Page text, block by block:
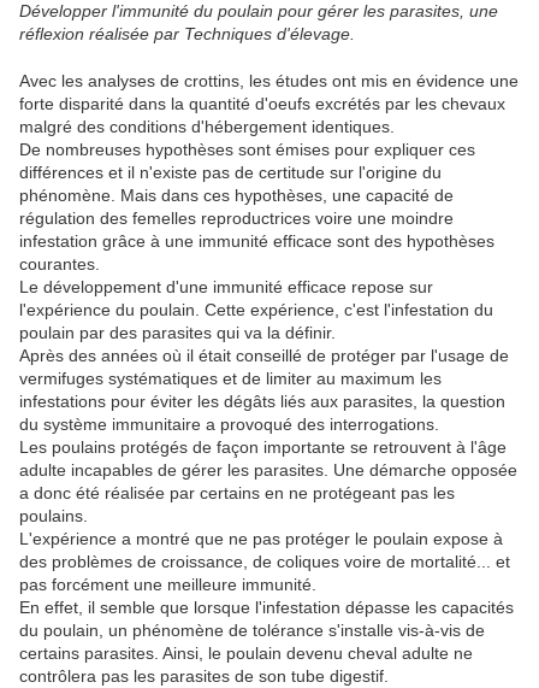
Développer l'immunité du poulain pour gérer les parasites, une
réflexion réalisée par Techniques d'élevage.
Avec les analyses de crottins, les études ont mis en évidence une
forte disparité dans la quantité d'oeufs excrétés par les chevaux
malgré des conditions d'hébergement identiques.
De nombreuses hypothèses sont émises pour expliquer ces
différences et il n'existe pas de certitude sur l'origine du
phénomène. Mais dans ces hypothèses, une capacité de
régulation des femelles reproductrices voire une moindre
infestation grâce à une immunité efficace sont des hypothèses
courantes.
Le développement d'une immunité efficace repose sur
l'expérience du poulain. Cette expérience, c'est l'infestation du
poulain par des parasites qui va la définir.
Après des années où il était conseillé de protéger par l'usage de
vermifuges systématiques et de limiter au maximum les
infestations pour éviter les dégâts liés aux parasites, la question
du système immunitaire a provoqué des interrogations.
Les poulains protégés de façon importante se retrouvent à l'âge
adulte incapables de gérer les parasites. Une démarche opposée
a donc été réalisée par certains en ne protégeant pas les
poulains.
L'expérience a montré que ne pas protéger le poulain expose à
des problèmes de croissance, de coliques voire de mortalité... et
pas forcément une meilleure immunité.
En effet, il semble que lorsque l'infestation dépasse les capacités
du poulain, un phénomène de tolérance s'installe vis-à-vis de
certains parasites. Ainsi, le poulain devenu cheval adulte ne
contrôlera pas les parasites de son tube digestif.